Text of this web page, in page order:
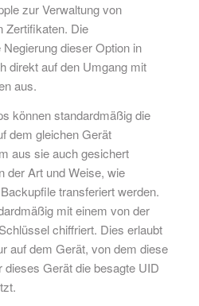
zur Verwaltung von
Zertifikaten. Die
dieser Option in
direkt auf den Umgang mit
aus.
können standardmäßig die
dem gleichen Gerät
aus sie auch gesichert
der Art und Weise, wie
transferiert werden.
mit einem von der
chiffriert. Dies erlaubt
auf dem Gerät, von dem diese
dieses Gerät die besagte UID